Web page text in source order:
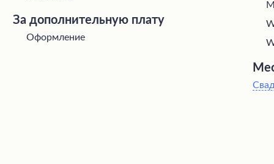
За дополнительную плату
Оформление